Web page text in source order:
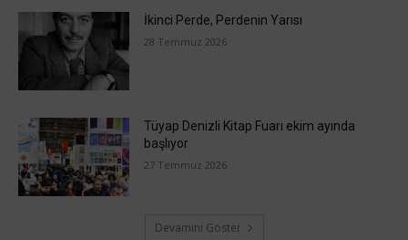
İkinci Perde, Perdenin Yarısı
28 Temmuz 2026
Tüyap Denizli Kitap Fuarı ekim ayında
başlıyor
27 Temmuz 2026
Devamını Göster